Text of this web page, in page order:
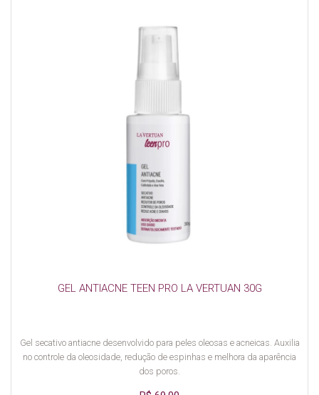
GEL ANTIACNE TEEN PRO LA VERTUAN 30G
Gel secativo antiacne desenvolvido para peles oleosas e acneicas. Auxilia
no controle da oleosidade, redução de espinhas e melhora da aparência
dos poros.